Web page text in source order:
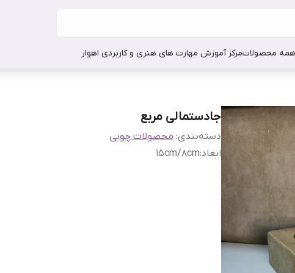
همه محصولاتمرکز آموزش مهارت های هنری و کاربردی اهواز
جادستمالی مربع
دسته‌بندی: محصولات چوبی
ابعاد:۱۵cm/8cm